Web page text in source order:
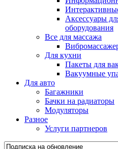
Аксессуары
оборудования
Все для массажа
Для кухни
Пакеты для
Вакуумные
Для авто
Багажники
Бачки на радиаторы
Модуляторы
Разное
Услуги партнеров